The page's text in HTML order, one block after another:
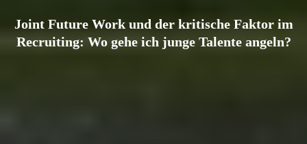
Joint Future Work und der kritische Faktor im
Recruiting: Wo gehe ich junge Talente angeln?